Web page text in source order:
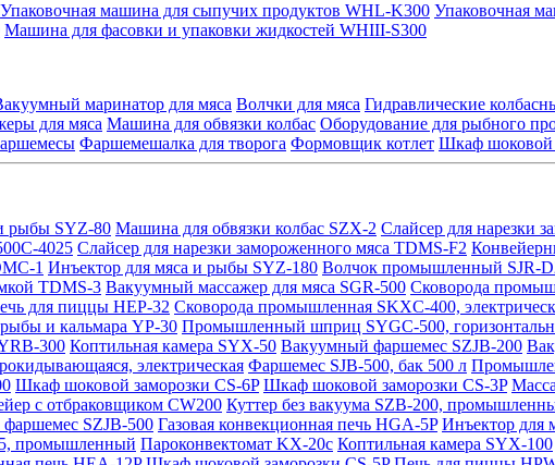
Упаковочная машина для сыпучих продуктов WHL-K300 Упаковочная
Машина для фасовки и упаковки жидкостей WHIII-S300
маринатор для мяса Волчки для мяса Гидравлические
для мяса Машина для обвязки колбас Оборудование для рыбного
Фаршемешалка для творога Формовщик котлет Шкаф шоковой
рыбы SYZ-80 Машина для обвязки колбас SZX-2 Слайсер для нарезки
4025 Слайсер для нарезки замороженного мяса TDMS-F2
1 Инъектор для мяса и рыбы SYZ-180 Волчок промышленный SJR-
TDMS-3 Вакуумный массажер для мяса SGR-500 Сковорода
для пиццы HEP-32 Сковорода промышленная SKXC-400,
и кальмара YP-30 Промышленный шприц SYGC-500,
300 Коптильная камера SYX-50 Вакуумный фаршемес SZJB-200
электрическая Фаршемес SJB-500, бак 500 л
Шкаф шоковой заморозки CS-6P Шкаф шоковой заморозки CS-3P
с отбраковщиком CW200 Куттер без вакуума SZB-200,
SZJB-500 Газовая конвекционная печь HGA-5P Инъектор для
промышленный Пароконвектомат KX-20c Коптильная камера SYX-100